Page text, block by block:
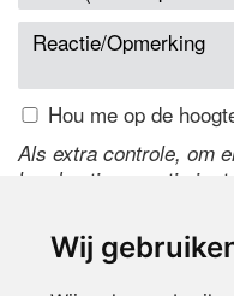
Wij
Hou me op de
Als extra controle, om
handmatige reactie is,
de code te wijzigen.